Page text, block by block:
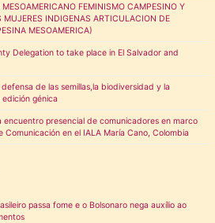
FEMINISMO CAMPESINO Y
INDIGENAS ARTICULACION DE
MESOAMERICA)
Delegation to take place in El Salvador and
de las semillas,la biodiversidad y la
génica
encuentro presencial de comunicadores en marco
Comunicación en el IALA María Cano, Colombia
passa fome e o Bolsonaro nega auxílio ao